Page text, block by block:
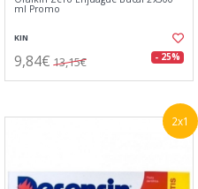
ml Promo
KIN
9,84€ 13,15€ - 25%
2x1